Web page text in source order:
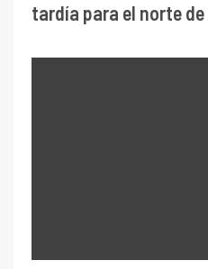
tardía para el norte de